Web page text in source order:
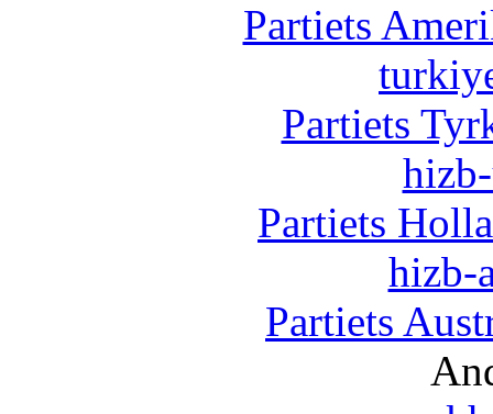
Partiets
Partiets
Partiets
hizb-
Partiets